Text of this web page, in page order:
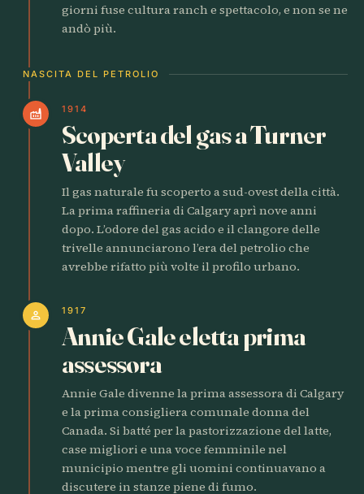
giorni fuse cultura ranch e spettacolo, e non se ne
andò più.
NASCITA DEL PETROLIO
factory 1914
Scoperta del gas a Turner
Valley
Il gas naturale fu scoperto a sud-ovest della città.
La prima raffineria di Calgary aprì nove anni
dopo. L’odore del gas acido e il clangore delle
trivelle annunciarono l’era del petrolio che
avrebbe rifatto più volte il profilo urbano.
person 1917
Annie Gale eletta prima
assessora
Annie Gale divenne la prima assessora di Calgary
e la prima consigliera comunale donna del
Canada. Si batté per la pastorizzazione del latte,
case migliori e una voce femminile nel
municipio mentre gli uomini continuavano a
discutere in stanze piene di fumo.